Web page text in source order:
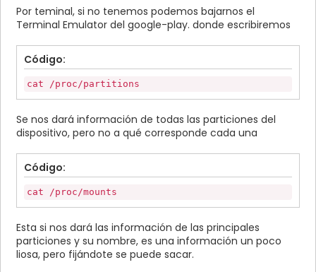
Por teminal, si no tenemos podemos bajarnos el
Terminal Emulator del google-play. donde escribiremos
Código:
cat /proc/partitions
Se nos dará información de todas las particiones del
dispositivo, pero no a qué corresponde cada una
Código:
cat /proc/mounts
Esta si nos dará las información de las principales
particiones y su nombre, es una información un poco
liosa, pero fijándote se puede sacar.